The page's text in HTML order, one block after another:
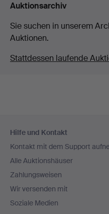
Auktionsarchiv
Sie suchen in unserem
Auktionen.
Stattdessen laufende
Navigation
Hilfe und Kontakt
Kontakt mit dem Support
Alle Auktionshäuser
Zahlungsweisen
Wir versenden mit
Soziale Medien